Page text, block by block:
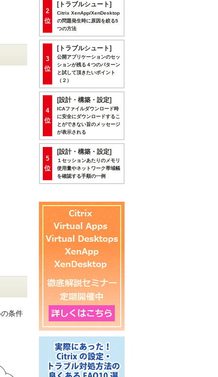
条件
2
位
[トラブルシュート]
Citrix XenApp/XenDesktop
の問題発生時に原因を絞る5
つの方法
3
位
[トラブルシュート]
公開アプリケーションのセッ
ションが残る４つのパターン
と試して頂きたいポイント
（２）
4
位
[設計・構築・設定]
ICAファイルダウンロード時
に安全にダウンロードするこ
とができない旨のメッセージ
が表示される
5
位
[設計・構築・設定]
１セッションあたりのメモリ
使用量やネットワーク帯域幅
を確認する手順の一例